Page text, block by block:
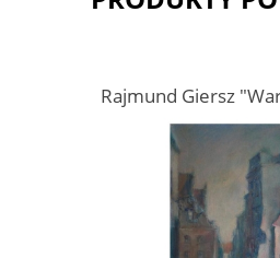
Rajmund Giersz